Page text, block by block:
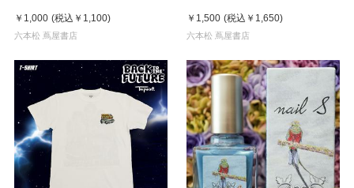
￥1,000 (税込 ￥1,100)
六本松 蔦屋書店
￥1,500 (税込 ￥1,650)
六本松 蔦屋書店